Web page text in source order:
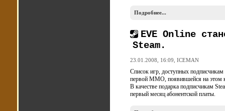
Подробнее...
EVE Online
Steam.
23.01.2008, 16:09, ICEMAN
Список игр, доступных подписчикам
первой MMO, появившейся на этом
В качестве подарка подписчикам
первый месяц абонентской платы.